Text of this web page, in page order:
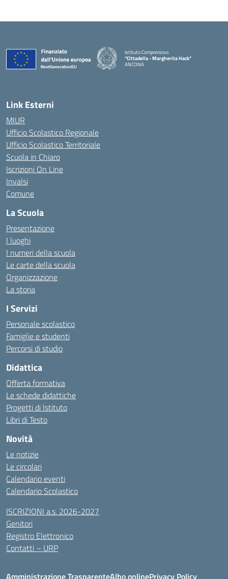
Istituto Comprensivo
“Cittadella - Margherita Hack”
ANCONA
Link Esterni
MIUR
Ufficio Scolastico Regionale
Ufficio Scolastico Territoriale
Scuola in Chiaro
Iscrizioni On Line
Invalsi
Comune
La Scuola
Presentazione
I luoghi
I numeri della scuola
Le carte della scuola
Organizzazione
La storia
I Servizi
Personale scolastico
Famiglie e studenti
Percorsi di studio
Didattica
Offerta formativa
Le schede didattiche
Progetti di Istituto
Libri di Testo
Novità
Le notizie
Le circolari
Calendario eventi
Calendario Scolastico
ISCRIZIONI a.s. 2026-2027
Genitori
Registro Elettronico
Contatti – URP
Amministrazione TrasparenteAlbo onlinePrivacy Policy